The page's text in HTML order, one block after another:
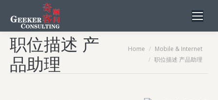
职位描述 产
品助理
You are here:
Home
Mobile & Internet
职位描述 产品助理